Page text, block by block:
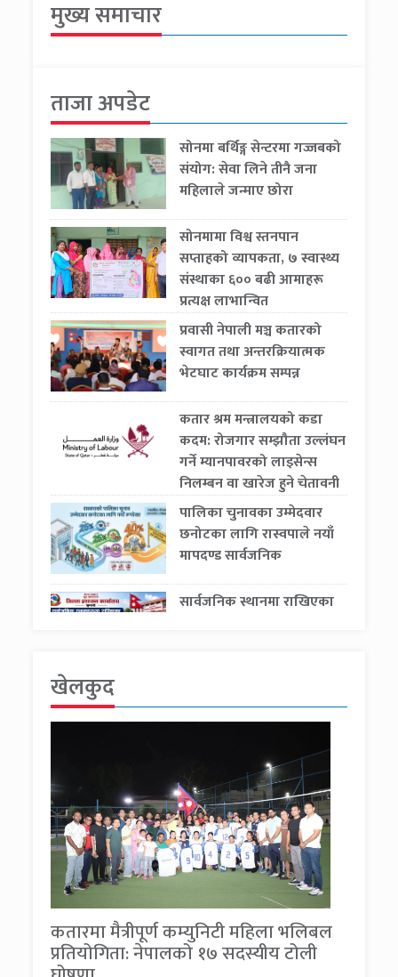
मुख्य समाचार
ताजा अपडेट
सोनमा बर्थिङ्ग सेन्टरमा गज्जबको
संयोग: सेवा लिने तीनै जना
महिलाले जन्माए छोरा
सोनमामा विश्व स्तनपान
सप्ताहको व्यापकता, ७ स्वास्थ्य
संस्थाका ६०० बढी आमाहरू
प्रत्यक्ष लाभान्वित
प्रवासी नेपाली मञ्च कतारको
स्वागत तथा अन्तरक्रियात्मक
भेटघाट कार्यक्रम सम्पन्न
कतार श्रम मन्त्रालयको कडा
कदम: रोजगार सम्झौता उल्लंघन
गर्ने म्यानपावरको लाइसेन्स
निलम्बन वा खारेज हुने चेतावनी
पालिका चुनावका उम्मेदवार
छनोटका लागि रास्वपाले नयाँ
मापदण्ड सार्वजनिक
सार्वजनिक स्थानमा राखिएका
लागुऔषध कारोबार गरेको
खेलकुद
कतारमा मैत्रीपूर्ण कम्युनिटी महिला भलिबल
प्रतियोगिता: नेपालको १७ सदस्यीय टोली